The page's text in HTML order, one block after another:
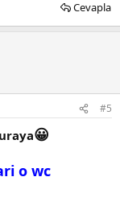
Cevapla
#5
😀
o wc